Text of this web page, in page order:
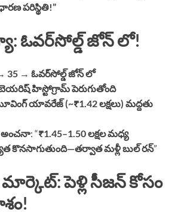
పరిస్థితి!”
ఓవర్‌సోల్డ్ జోన్ లో!
35 → ఓవర్‌సోల్డ్ జోన్ లో
హిస్టోగ్రామ్ పెరుగుతోంది
యావరేజ్ (~₹1.42 లక్షలు) మద్దతు
అంచనా: “₹1.45–1.50 లక్షల మధ్య
కొనసాగుతుంది—తర్వాత మళ్లీ బుల్ రన్”
పెళ్లి సీజన్ కోసం